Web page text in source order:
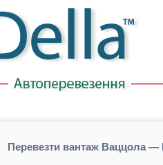
Перевезти вантаж Ваццола —